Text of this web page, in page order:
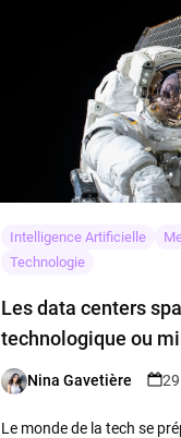
Intelligence Artificielle
Technologie
Les data centers
technologique ou
Posted
Nina Gavetière
Le monde de la tech se